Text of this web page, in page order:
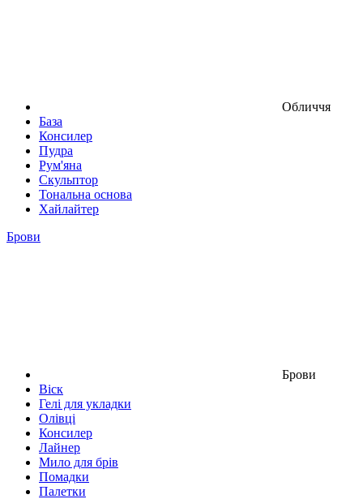
Обличчя
База
Консилер
Пудра
Рум'яна
Скульптор
Тональна основа
Хайлайтер
Брови
Брови
Віск
Гелі для укладки
Олівці
Консилер
Лайнер
Мило для брів
Помадки
Палетки